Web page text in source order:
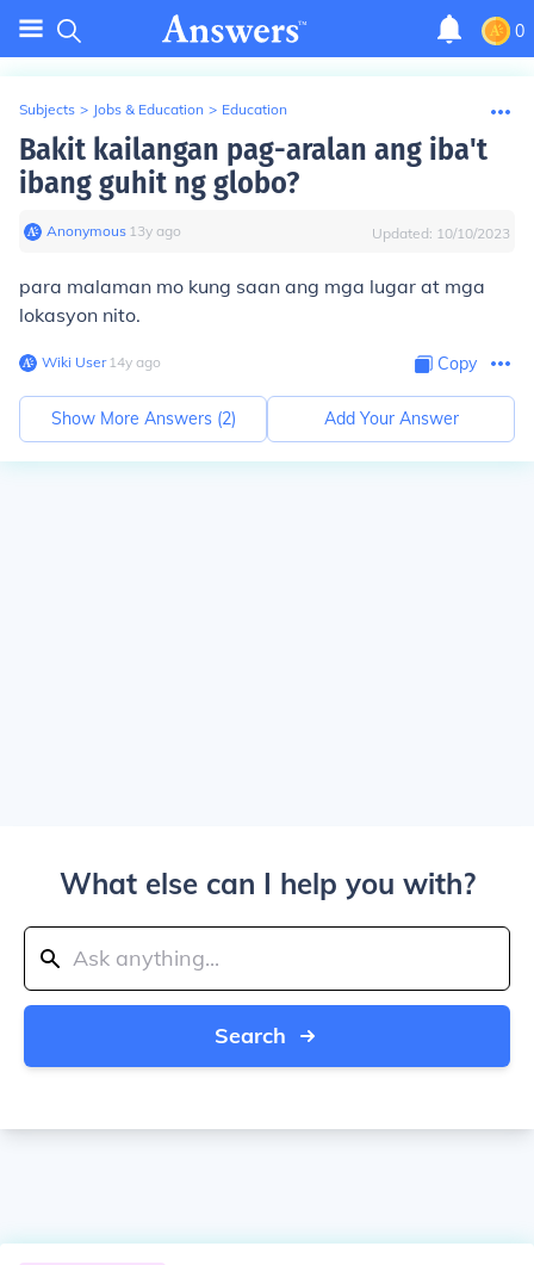
0
Subjects > Jobs & Education > Education
Bakit kailangan pag-aralan ang iba't
ibang guhit ng globo?
Anonymous∙ 13y ago Updated: 10/10/2023
para malaman mo kung saan ang mga lugar at mga
lokasyon nito.
Wiki User∙14y ago Copy
Show More Answers (2) Add Your Answer
What else can I help you with?
Search